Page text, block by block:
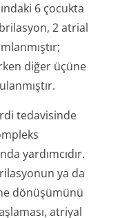
6 çocukta
2 atrial
diğer üçüne
tedavisinde
yardımcıdır.
ya da
dönüşümünü
atriyal